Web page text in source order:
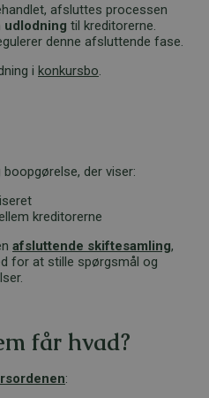
afsluttes processen
udlodning til kreditorerne.
denne afsluttende fase.
i konkursbo.
der viser:
kreditorerne
afsluttende skiftesamling,
for at stille spørgsmål og
får hvad?
: